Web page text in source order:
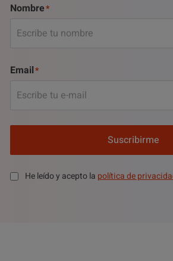
Nombre
Email
Suscribirme
He leído y acepto la política de